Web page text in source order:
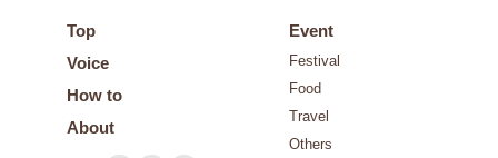
Top
Voice
How to
About
Event
Festival
Food
Travel
Others